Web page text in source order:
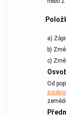
a)
b)
c)
Od